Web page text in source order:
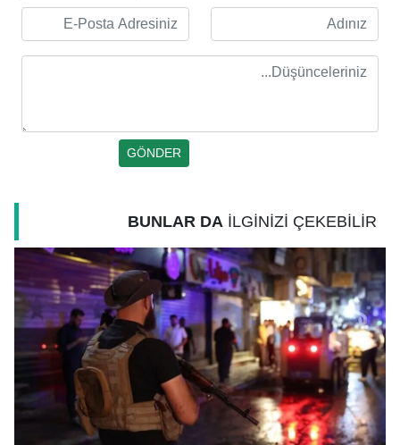
BUNLAR DA İLGİNİZİ ÇEKEBİLİR